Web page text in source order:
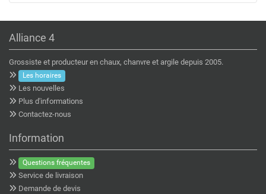
Alliance 4
Grossiste et producteur en chaux, chanvre et argile depuis 2005.
Les horaires
Les nouvelles
Plus d'informations
Contactez-nous
Information
Questions fréquentes
Service de livraison
Demande de devis